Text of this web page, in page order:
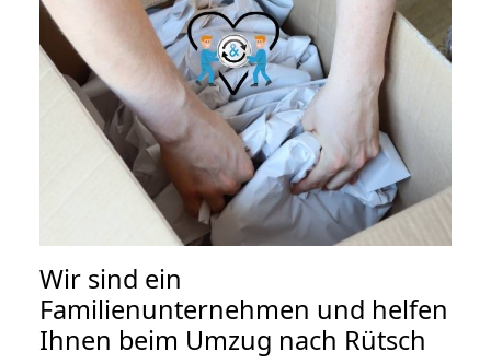
Wir sind ein
Familienunternehmen und helfen
Ihnen beim Umzug nach Rütsch